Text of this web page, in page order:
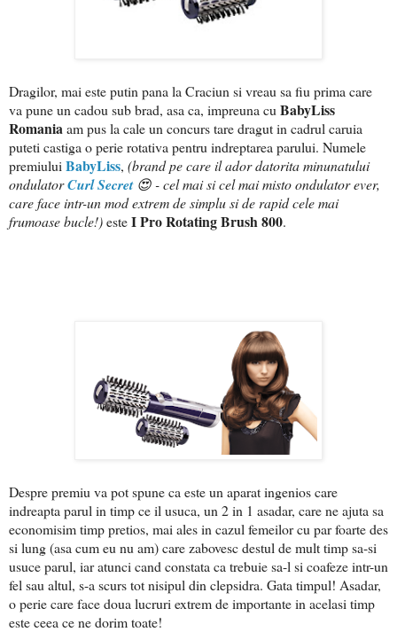
Dragilor, mai este putin pana la Craciun si vreau sa fiu prima care
va pune un cadou sub brad, asa ca, impreuna cu BabyLiss
Romaniaam pus la cale un concurs tare dragut in cadrul caruia
puteti castiga o perie rotativa pentru indreptarea parului. Numele
premiului BabyLiss, (brand pe care il ador datorita minunatului
ondulatorCurl Secret😍 - cel mai si cel mai misto ondulator ever,
care face intr-un mod extrem de simplu si de rapid cele mai
frumoase bucle!)esteI Pro Rotating Brush 800.
Despre premiu va pot spune ca este un aparat ingenios care
indreapta parul in timp ce il usuca, un 2 in 1 asadar, care ne ajuta sa
economisim timp pretios, mai ales in cazul femeilor cu par foarte des
si lung (asa cum eu nu am) care zabovesc destul de mult timp sa-si
usuce parul, iar atunci cand constata ca trebuie sa-l si coafeze intr-un
fel sau altul, s-a scurs tot nisipul din clepsidra. Gata timpul! Asadar,
o perie care face doua lucruri extrem de importante in acelasi timp
este ceea ce ne dorim toate!